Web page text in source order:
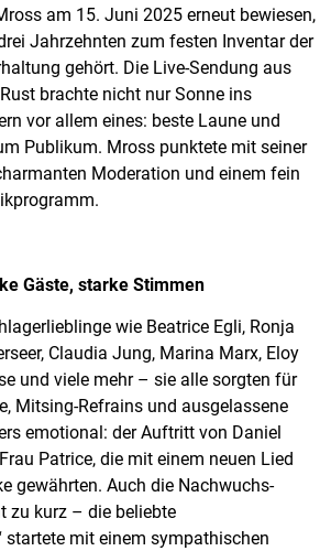
am 15. Juni 2025 erneut bewiesen,
Jahrzehnten zum festen Inventar der
gehört. Die Live-Sendung aus
brachte nicht nur Sonne ins
vor allem eines: beste Laune und
Publikum. Mross punktete mit seiner
Moderation und einem fein
Gäste, starke Stimmen
wie Beatrice Egli, Ronja
Claudia Jung, Marina Marx, Eloy
und viele mehr – sie alle sorgten für
Mitsing-Refrains und ausgelassene
emotional: der Auftritt von Daniel
Patrice, die mit einem neuen Lied
gewährten. Auch die Nachwuchs-
zu kurz – die beliebte
startete mit einem sympathischen